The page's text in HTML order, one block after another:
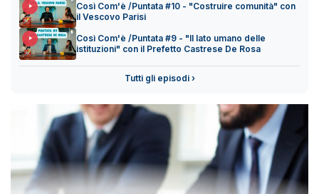
Così Com'è /Puntata #10 - "Costruire comunità" con
il Vescovo Parisi
Così Com'è /Puntata #9 - "Il lato umano delle
istituzioni" con il Prefetto Castrese De Rosa
Tutti gli episodi ›